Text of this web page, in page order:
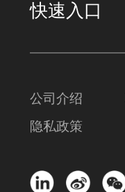
快速入口
公司介绍
隐私政策